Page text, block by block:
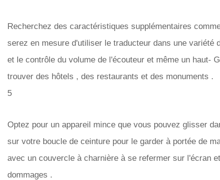
Recherchez des caractéristiques supplémentaires
serez en mesure d'utiliser le traducteur dans une variété
et le contrôle du volume de l'écouteur et même un haut-
trouver des hôtels , des restaurants et des monuments .
5
Optez pour un appareil mince que vous pouvez glisser
sur votre boucle de ceinture pour le garder à portée de
avec un couvercle à charnière à se refermer sur l'écran
dommages .